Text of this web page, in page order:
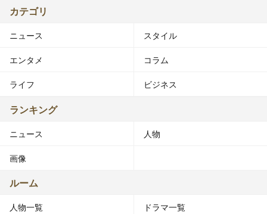
カテゴリ
ニュース スタイル
エンタメ コラム
ライフ ビジネス
ランキング
ニュース 人物
画像
ルーム
人物一覧 ドラマ一覧